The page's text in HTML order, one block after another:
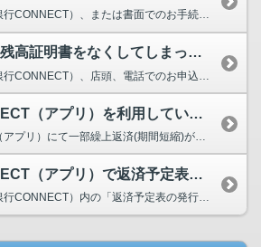
スマホアプリ（スルガ銀行CONNECT）、または書面でのお手続が可能です。 スマホアプリ...
住宅ローン控除の残高証明書をなくしてしまったので、再発行してほしい。また、...
スルガ銀行CONNECT（アプリ）を利用しているが、契約している無担保ロー...
スルガ銀行CONNECT（アプリ）にて一部繰上返済(期間短縮)ができる無担保ローンは、証書貸付...
スルガ銀行CONNECT（アプリ）で返済予定表がほしい。
スマホアプリ（スルガ銀行CONNECT）内の「返済予定表の発行受付」よりお申込みください。 ...